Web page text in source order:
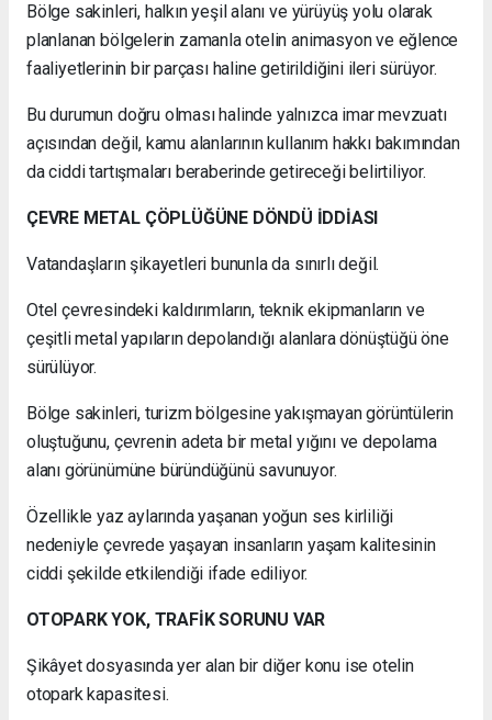
Bölge sakinleri, halkın yeşil alanı ve yürüyüş yolu olarak
planlanan bölgelerin zamanla otelin animasyon ve eğlence
faaliyetlerinin bir parçası haline getirildiğini ileri sürüyor.
Bu durumun doğru olması halinde yalnızca imar mevzuatı
açısından değil, kamu alanlarının kullanım hakkı bakımından
da ciddi tartışmaları beraberinde getireceği belirtiliyor.
ÇEVRE METAL ÇÖPLÜĞÜNE DÖNDÜ İDDİASI
Vatandaşların şikayetleri bununla da sınırlı değil.
Otel çevresindeki kaldırımların, teknik ekipmanların ve
çeşitli metal yapıların depolandığı alanlara dönüştüğü öne
sürülüyor.
Bölge sakinleri, turizm bölgesine yakışmayan görüntülerin
oluştuğunu, çevrenin adeta bir metal yığını ve depolama
alanı görünümüne büründüğünü savunuyor.
Özellikle yaz aylarında yaşanan yoğun ses kirliliği
nedeniyle çevrede yaşayan insanların yaşam kalitesinin
ciddi şekilde etkilendiği ifade ediliyor.
OTOPARK YOK, TRAFİK SORUNU VAR
Şikâyet dosyasında yer alan bir diğer konu ise otelin
otopark kapasitesi.